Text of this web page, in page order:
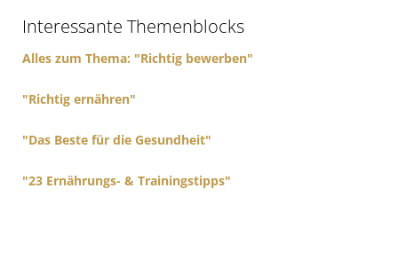
o
Interessante Themenblocks
Alles zum Thema: "Richtig bewerben"
"Richtig ernähren"
"Das Beste für die Gesundheit"
"23 Ernährungs- & Trainingstipps"